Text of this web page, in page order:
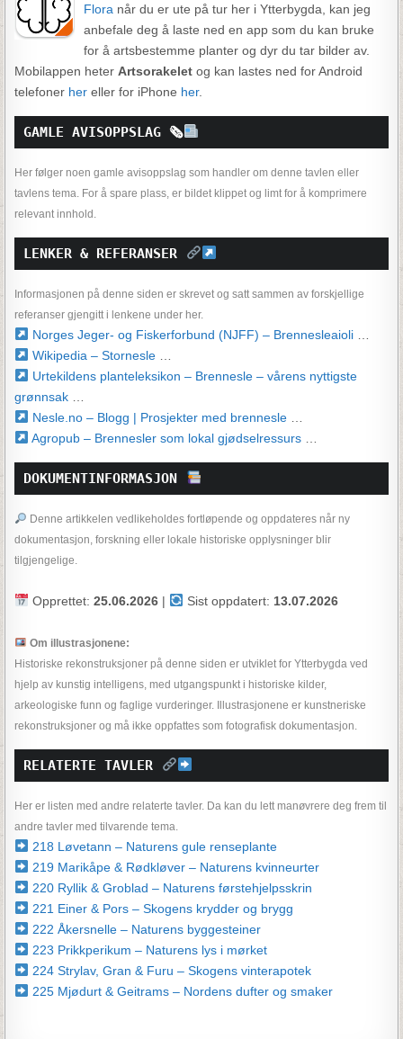
Flora når du er ute på tur her i Ytterbygda, kan jeg
anbefale deg å laste ned en app som du kan bruke
for å artsbestemme planter og dyr du tar bilder av.
Mobilappen heter Artsorakelet og kan lastes ned for Android
telefoner her eller for iPhone her.
GAMLE AVISOPPSLAG 🗞
Her følger noen gamle avisoppslag som handler om denne tavlen eller
tavlens tema. For å spare plass, er bildet klippet og limt for å komprimere
relevant innhold.
LENKER & REFERANSER
Informasjonen på denne siden er skrevet og satt sammen av forskjellige
referanser gjengitt i lenkene under her.
Norges Jeger- og Fiskerforbund (NJFF) – Brennesleaioli
Wikipedia – Stornesle
Urtekildens planteleksikon – Brennesle – vårens nyttigste
grønnsak
Nesle.no – Blogg | Prosjekter med brennesle
Agropub – Brennesler som lokal gjødselressurs
DOKUMENTINFORMASJON
Denne artikkelen vedlikeholdes fortløpende og oppdateres når ny
dokumentasjon, forskning eller lokale historiske opplysninger blir
tilgjengelige.
Opprettet:25.06.2026 | Sist oppdatert: 13.07.2026
Om illustrasjonene:
Historiske rekonstruksjoner på denne siden er utviklet for Ytterbygda ved
hjelp av kunstig intelligens, med utgangspunkt i historiske kilder,
arkeologiske funn og faglige vurderinger. Illustrasjonene er kunstneriske
rekonstruksjoner og må ikke oppfattes som fotografisk dokumentasjon.
RELATERTE TAVLER
Her er listen med andre relaterte tavler. Da kan du lett manøvrere deg frem til
andre tavler med tilvarende tema.
218 Løvetann – Naturens gule renseplante
219 Marikåpe & Rødkløver – Naturens kvinneurter
220 Ryllik & Groblad – Naturens førstehjelpsskrin
221 Einer & Pors – Skogens krydder og brygg
222 Åkersnelle – Naturens byggesteiner
223 Prikkperikum – Naturens lys i mørket
224 Strylav, Gran & Furu – Skogens vinterapotek
225 Mjødurt & Geitrams – Nordens dufter og smaker